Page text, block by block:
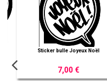
Sticker bulle Joyeux Noël
7,00 €